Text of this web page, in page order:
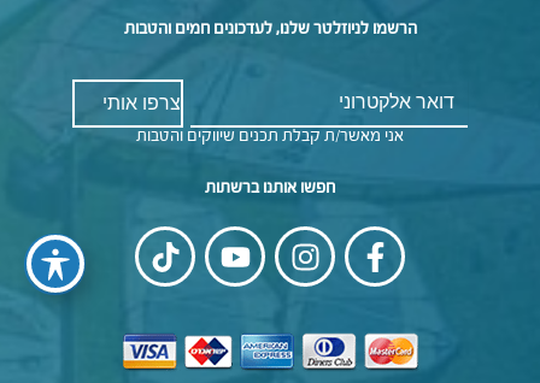
הרשמו לניוזלטר שלנו, לעדכונים חמים והטבות
אני מאשר/ת קבלת תכנים שיווקים והטבות
חפשו אותנו ברשתות